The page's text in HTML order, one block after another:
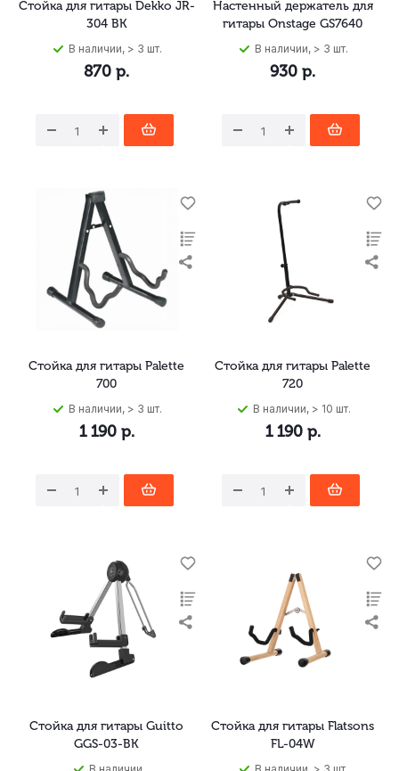
Стойка для гитары Dekko JR-
304 BK
В наличии, > 3 шт.
870 р.
Настенный держатель для
гитары Onstage GS7640
В наличии, > 3 шт.
930 р.
Стойка для гитары Palette
700
В наличии, > 3 шт.
1 190р.
Стойка для гитары Palette
720
В наличии, > 10 шт.
1 190р.
Стойка для гитары Guitto
GGS-03-BK
Стойка для гитары Flatsons
FL-04W